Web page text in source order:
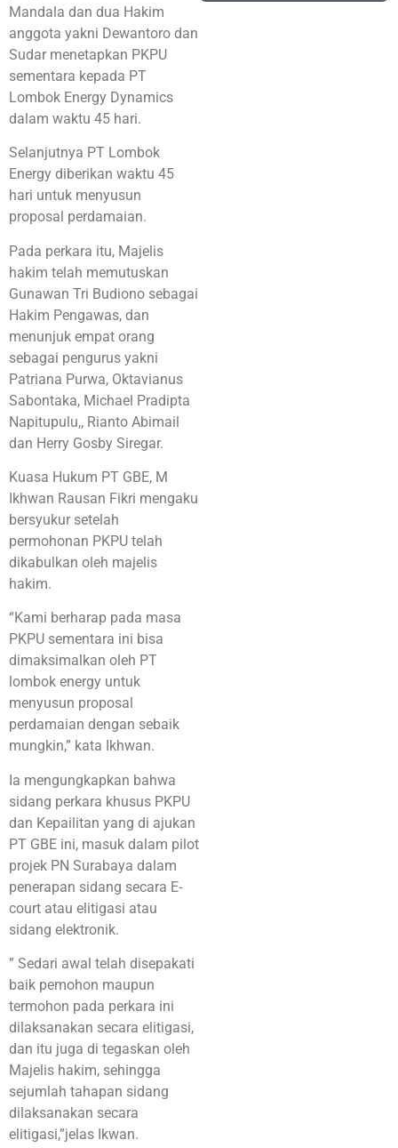
Mandala dan dua Hakim
anggota yakni Dewantoro dan
Sudar menetapkan PKPU
sementara kepada PT
Lombok Energy Dynamics
dalam waktu 45 hari.
Selanjutnya PT Lombok
Energy diberikan waktu 45
hari untuk menyusun
proposal perdamaian.
Pada perkara itu, Majelis
hakim telah memutuskan
Gunawan Tri Budiono sebagai
Hakim Pengawas, dan
menunjuk empat orang
sebagai pengurus yakni
Patriana Purwa, Oktavianus
Sabontaka, Michael Pradipta
Napitupulu,, Rianto Abimail
dan Herry Gosby Siregar.
Kuasa Hukum PT GBE, M
Ikhwan Rausan Fikri mengaku
bersyukur setelah
permohonan PKPU telah
dikabulkan oleh majelis
hakim.
“Kami berharap pada masa
PKPU sementara ini bisa
dimaksimalkan oleh PT
lombok energy untuk
menyusun proposal
perdamaian dengan sebaik
mungkin,” kata Ikhwan.
Ia mengungkapkan bahwa
sidang perkara khusus PKPU
dan Kepailitan yang di ajukan
PT GBE ini, masuk dalam pilot
projek PN Surabaya dalam
penerapan sidang secara E-
court atau elitigasi atau
sidang elektronik.
” Sedari awal telah disepakati
baik pemohon maupun
termohon pada perkara ini
dilaksanakan secara elitigasi,
dan itu juga di tegaskan oleh
Majelis hakim, sehingga
sejumlah tahapan sidang
dilaksanakan secara
elitigasi,”jelas Ikwan.